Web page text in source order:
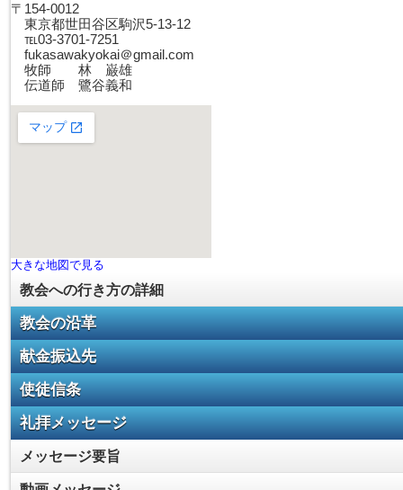
〒154-0012
東京都世田谷区駒沢5-13-12
℡03-3701-7251
fukasawakyokai＠gmail.com
牧師 林 巌雄
伝道師 鷺谷義和
大きな地図で見る
教会への行き方の詳細
教会の沿革
献金振込先
使徒信条
礼拝メッセージ
メッセージ要旨